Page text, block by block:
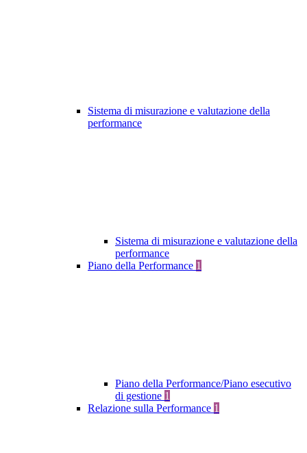
Sistema di misurazione e valutazione della
performance
Sistema di misurazione e valutazione della
performance
Piano della Performance 1
Piano della Performance/Piano esecutivo
di gestione 1
Relazione sulla Performance 1